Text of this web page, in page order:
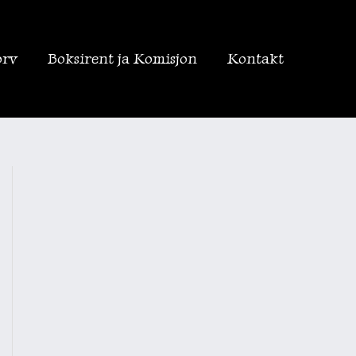
Boksirent ja Komisjon Kontakt